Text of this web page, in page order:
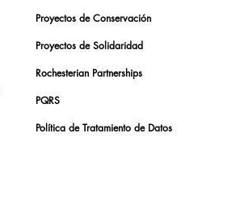
Proyectos de Conservación
Proyectos de Solidaridad
Rochesterian Partnerships
PQRS
Política de Tratamiento de Datos